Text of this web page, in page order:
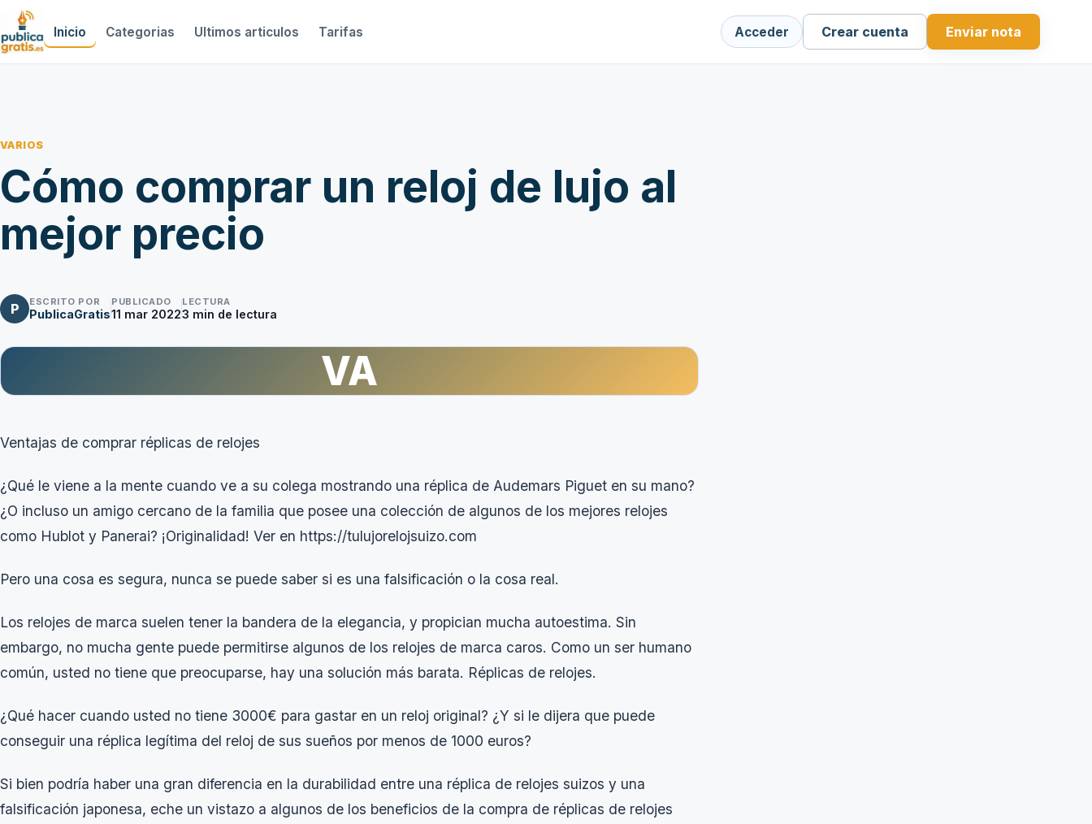
Inicio Categorias Ultimos articulos Tarifas Acceder Crear cuenta Enviar nota
VARIOS
Cómo comprar un reloj de lujo al
mejor precio
P ESCRITO POR
PublicaGratis
PUBLICADO
11 mar 2022
LECTURA
3 min de lectura
VA
Ventajas de comprar réplicas de relojes
¿Qué le viene a la mente cuando ve a su colega mostrando una réplica de Audemars Piguet en su mano?
¿O incluso un amigo cercano de la familia que posee una colección de algunos de los mejores relojes
como Hublot y Panerai? ¡Originalidad! Ver en https://tulujorelojsuizo.com
Pero una cosa es segura, nunca se puede saber si es una falsificación o la cosa real.
Los relojes de marca suelen tener la bandera de la elegancia, y propician mucha autoestima. Sin
embargo, no mucha gente puede permitirse algunos de los relojes de marca caros. Como un ser humano
común, usted no tiene que preocuparse, hay una solución más barata. Réplicas de relojes.
¿Qué hacer cuando usted no tiene 3000€ para gastar en un reloj original? ¿Y si le dijera que puede
conseguir una réplica legítima del reloj de sus sueños por menos de 1000 euros?
Si bien podría haber una gran diferencia en la durabilidad entre una réplica de relojes suizos y una
falsificación japonesa, eche un vistazo a algunos de los beneficios de la compra de réplicas de relojes